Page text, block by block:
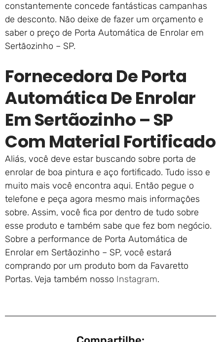
constantemente concede fantásticas campanhas
de desconto. Não deixe de fazer um orçamento e
saber o preço de Porta Automática de Enrolar em
Sertãozinho – SP.
Fornecedora De Porta
Automática De Enrolar
Em Sertãozinho – SP
Com Material Fortificado
Aliás, você deve estar buscando sobre porta de
enrolar de boa pintura e aço fortificado. Tudo isso e
muito mais você encontra aqui. Então pegue o
telefone e peça agora mesmo mais informações
sobre. Assim, você fica por dentro de tudo sobre
esse produto e também sabe que fez bom negócio.
Sobre a performance de Porta Automática de
Enrolar em Sertãozinho – SP, você estará
comprando por um produto bom da Favaretto
Portas. Veja também nosso Instagram.